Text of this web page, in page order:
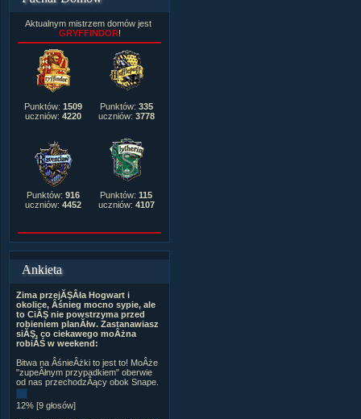
Aktualnym mistrzem domów jest
GRYFFINDOR!
Punktów: 1509
uczniów: 4220
Punktów: 335
uczniów: 3778
Punktów: 916
uczniów: 4452
Punktów: 115
uczniów: 4107
Ankieta
Zima przejĂŞÂła Hogwart i
okolice, Âśnieg mocno sypie, ale
to CiĂŞ nie powstrzyma przed
robieniem planĂłw. Zastanawiasz
siĂŞ, co ciekawego moÂżna
robiĂŚ w weekend:
Bitwa na ÂśnieÂżki to jest to! MoÂże
"zupeÂłnym przypadkiem" oberwie
od nas przechodzÂący obok Snape.
12% [9 głosów]